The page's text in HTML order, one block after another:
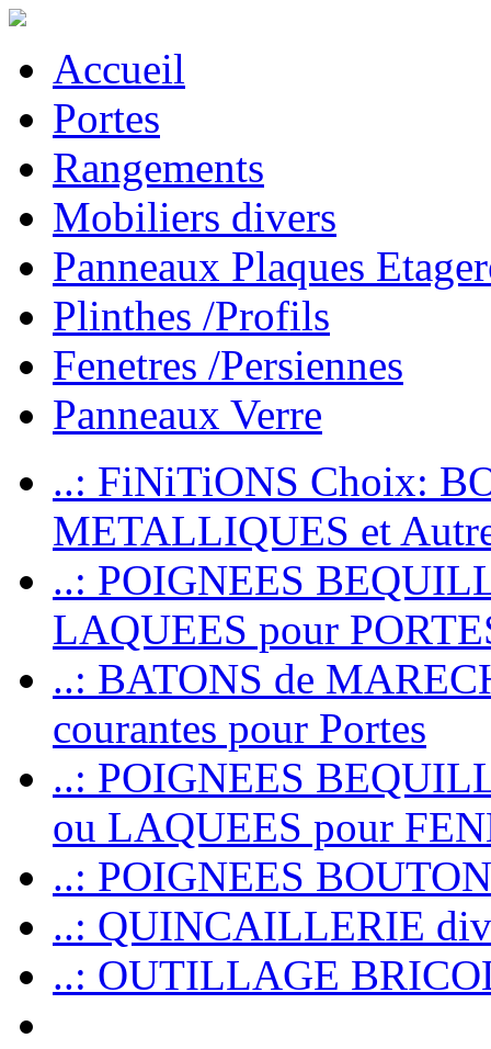
Accueil
Portes
Rangements
Mobiliers divers
Panneaux Plaques
Plinthes /Profils
Fenetres /Persiennes
Panneaux Verre
..: FiNiTiONS Choix:
METALLIQUES et
..: POIGNEES
LAQUEES pour
..: BATONS de
courantes pour Portes
..: POIGNEES
ou LAQUEES pour
..: POIGNEES
..: QUINCAILLERIE
..: OUTILLAGE